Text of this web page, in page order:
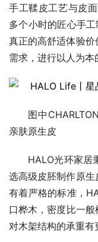
手工鞣皮工艺与皮
多个小时的匠心手
真正的高舒适体验
需求，进行以人为本
图中
亲肤原生皮
HALO光环家居
选高级皮胚制作原
有着严格的标准，
口桦木，密度比一般
对木架结构的承重有